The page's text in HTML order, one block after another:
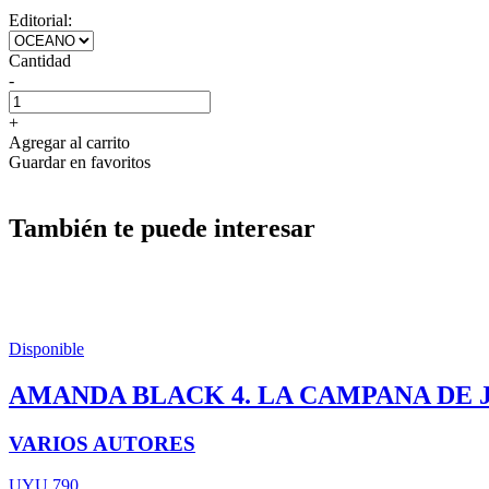
Editorial:
Cantidad
-
+
Agregar al carrito
Guardar en favoritos
También te puede interesar
Disponible
AMANDA BLACK 4. LA CAMPANA DE
VARIOS AUTORES